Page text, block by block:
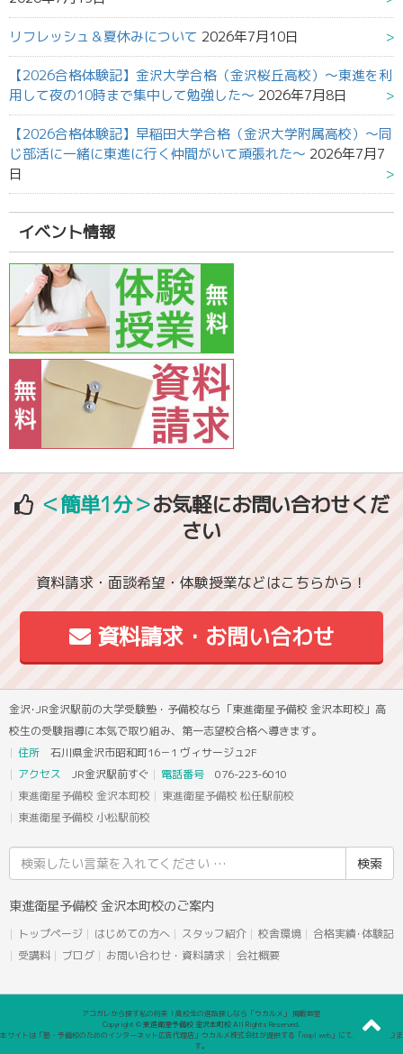
リフレッシュ＆夏休みについて 2026年7月10日
【2026合格体験記】金沢大学合格（金沢桜丘高校）～東進を利
用して夜の10時まで集中して勉強した～ 2026年7月8日
【2026合格体験記】早稲田大学合格（金沢大学附属高校）～同
じ部活に一緒に東進に行く仲間がいて頑張れた～ 2026年7月7
日
イベント情報
＜簡単1分＞お気軽にお問い合わせくだ
さい
資料請求・面談希望・体験授業などはこちらから！
資料請求・お問い合わせ
金沢･JR金沢駅前の大学受験塾・予備校なら「東進衛星予備校 金沢本町校」高
校生の受験指導に本気で取り組み、第一志望校合格へ導きます。
住所 石川県金沢市昭和町16－1 ヴィサージュ2F
アクセス JR金沢駅前すぐ 電話番号 076-223-6010
東進衛星予備校 金沢本町校
東進衛星予備校 松任駅前校
東進衛星予備校 小松駅前校
索
結
東進衛星予備校 金沢本町校のご案内
トップページ はじめての方へ スタッフ紹介 校舎環境
合格実績･体験記
受講料
ブログ お問い合わせ・資料請求 会社概要
アコガレから探す私の将来！高校生の進路探しなら「ウカルメ」 掲載教室
Copyright © 東進衛星予備校 金沢本町校 All Rights Reserved.
本サイトは「塾・予備校のためのインターネット広告代理店」ウカルメ株式会社が提供する「mapl web」にて運営しておりま
す。